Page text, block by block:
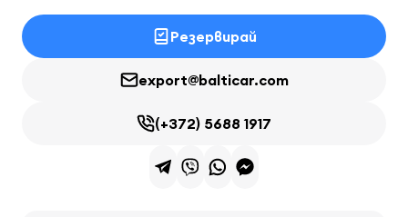
Резервирай
export@balticar.com
(+372) 5688 1917